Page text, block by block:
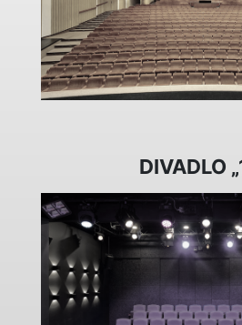
DIVADLO